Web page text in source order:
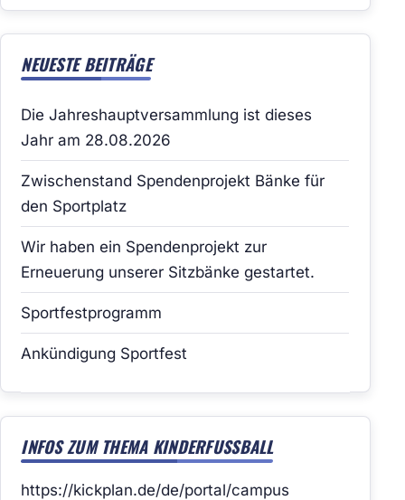
NEUESTE BEITRÄGE
Die Jahreshauptversammlung ist dieses
Jahr am 28.08.2026
Zwischenstand Spendenprojekt Bänke für
den Sportplatz
Wir haben ein Spendenprojekt zur
Erneuerung unserer Sitzbänke gestartet.
Sportfestprogramm
Ankündigung Sportfest
INFOS ZUM THEMA KINDERFUSSBALL
https://kickplan.de/de/portal/campus